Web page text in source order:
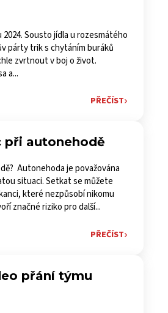
Sousto jídla u rozesmátého
párty trik s chytáním buráků
zvrtnout v boj o život.
a...
PŘEČÍST
při autonehodě
Autonehoda je považována
situaci. Setkat se můžete
které nezpůsobí nikomu
značné riziko pro další...
PŘEČÍST
přání týmu